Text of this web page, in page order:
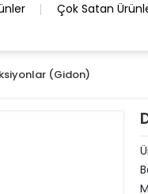
Çok Satan
(Gidon)